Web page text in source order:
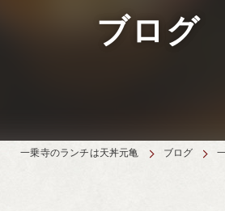
ブログ
一乗寺のランチは天丼元亀 ブログ